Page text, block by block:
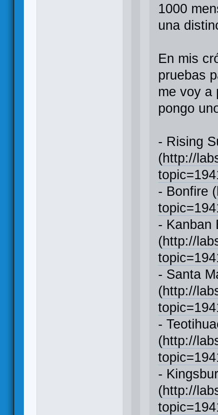
1000
una
En mis
pruebas
me voy a
pongo
- Rising
(http://
- Bonfire (
- Kanban
(http://
- Santa
(http://
-
(http://
-
(http://